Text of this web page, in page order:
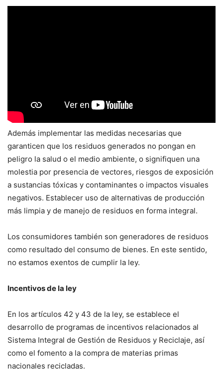
Además implementar las medidas necesarias que
garanticen que los residuos generados no pongan en
peligro la salud o el medio ambiente, o signifiquen una
molestia por presencia de vectores, riesgos de exposición
a sustancias tóxicas y contaminantes o impactos visuales
negativos. Establecer uso de alternativas de producción
más limpia y de manejo de residuos en forma integral.
Los consumidores también son generadores de residuos
como resultado del consumo de bienes. En este sentido,
no estamos exentos de cumplir la ley.
Incentivos de la ley
En los artículos 42 y 43 de la ley, se establece el
desarrollo de programas de incentivos relacionados al
Sistema Integral de Gestión de Residuos y Reciclaje, así
como el fomento a la compra de materias primas
nacionales recicladas.